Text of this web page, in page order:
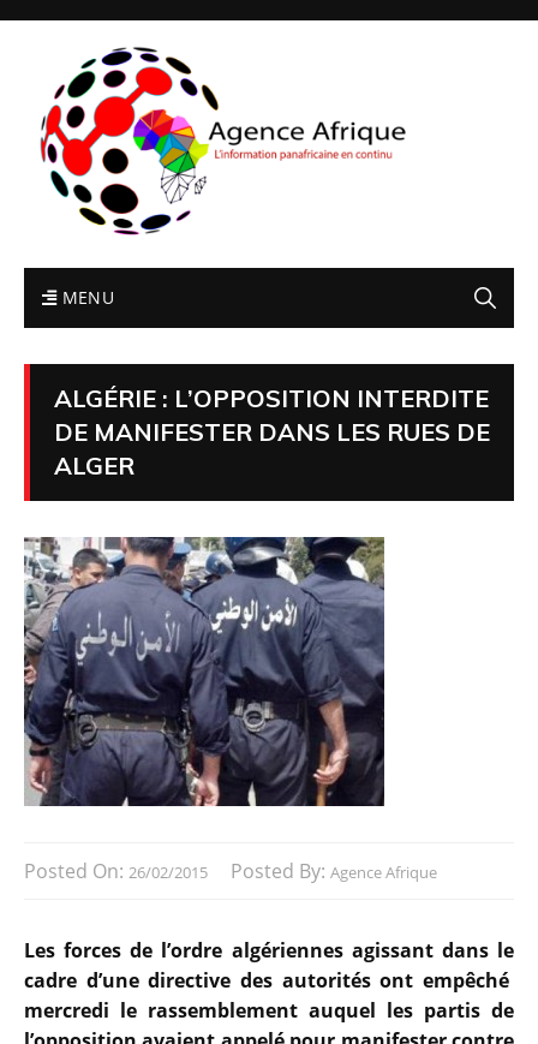
MENU
ALGÉRIE : L’OPPOSITION INTERDITE
DE MANIFESTER DANS LES RUES DE
ALGER
Posted On: 26/02/2015 Posted By: Agence Afrique
Les forces de l’ordre algériennes agissant dans le
cadre d’une directive des autorités ont empêché
mercredi le rassemblement auquel les partis de